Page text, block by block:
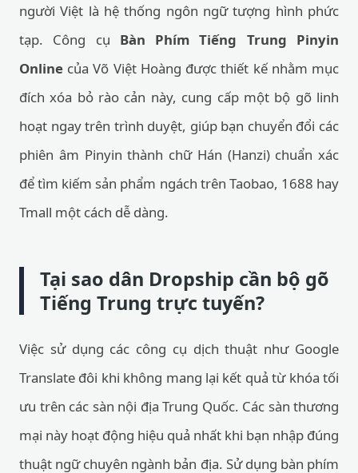
người Việt là hệ thống ngôn ngữ tượng hình phức
tạp. Công cụ Bàn Phím Tiếng Trung Pinyin
Online của Võ Việt Hoàng được thiết kế nhằm mục
đích xóa bỏ rào cản này, cung cấp một bộ gõ linh
hoạt ngay trên trình duyệt, giúp bạn chuyển đổi các
phiên âm Pinyin thành chữ Hán (Hanzi) chuẩn xác
để tìm kiếm sản phẩm ngách trên Taobao, 1688 hay
Tmall một cách dễ dàng.
Tại sao dân Dropship cần bộ gõ
Tiếng Trung trực tuyến?
Việc sử dụng các công cụ dịch thuật như Google
Translate đôi khi không mang lại kết quả từ khóa tối
ưu trên các sàn nội địa Trung Quốc. Các sàn thương
mại này hoạt động hiệu quả nhất khi bạn nhập đúng
thuật ngữ chuyên ngành bản địa. Sử dụng bàn phím